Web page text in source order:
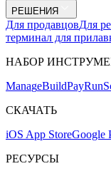
РЕШЕНИЯ
Для продавцовДля
терминал для
НАБОР
ManageBuildPayRunS
СКАЧАТЬ
iOS App StoreGoogle
РЕСУРСЫ